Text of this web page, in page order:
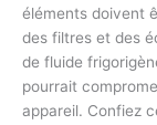
éléments doivent
des filtres et des
de fluide
pourrait
appareil. Confiez